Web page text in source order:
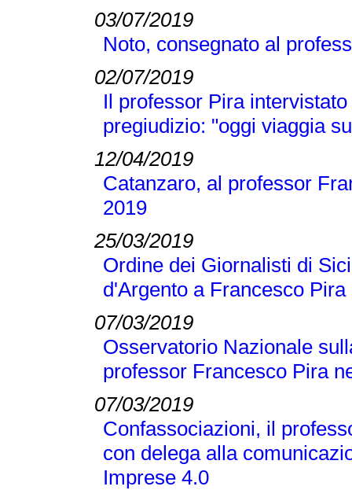
03/07/2019
Noto, consegnato al
02/07/2019
Il professor Pira
pregiudizio: "oggi viaggia
12/04/2019
Catanzaro, al professor
2019
25/03/2019
Ordine dei Giornalisti di
d'Argento a Francesco Pira
07/03/2019
Osservatorio Nazionale
professor Francesco Pira
07/03/2019
Confassociazioni, il
con delega alla
Imprese 4.0